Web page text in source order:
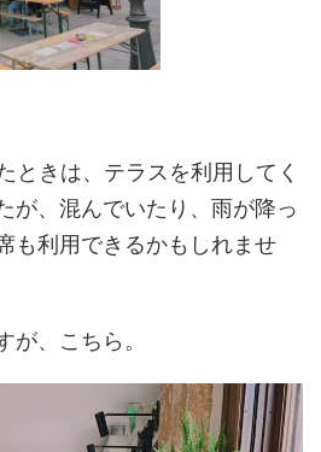
ときは、テラスを利用してく
が、混んでいたり、雨が降っ
も利用できるかもしれませ
が、こちら。